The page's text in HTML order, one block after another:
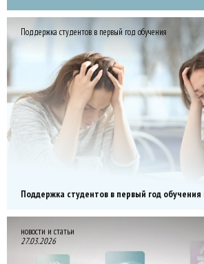
Поддержка студентов в первый год обучения
Поддержка студентов в первый год
новости и статьи
27.03.2026